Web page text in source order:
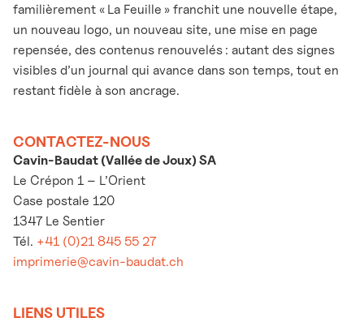
familièrement « La Feuille » franchit une nouvelle étape,
un nouveau logo, un nouveau site, une mise en page
repensée, des contenus renouvelés : autant des signes
visibles d’un journal qui avance dans son temps, tout en
restant fidèle à son ancrage.
CONTACTEZ-NOUS
Cavin-Baudat (Vallée de Joux) SA
Le Crépon 1 – L’Orient
Case postale 120
1347 Le Sentier
Tél. +41 (0)21 845 55 27
imprimerie@cavin-baudat.ch
LIENS UTILES